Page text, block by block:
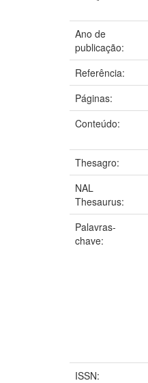
Ano de
publicação:
Referência:
Páginas:
Conteúdo:
Thesagro:
NAL
Thesaurus:
Palavras-
chave:
ISSN: